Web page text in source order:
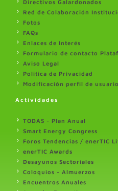
Directivos Galardonados
Red de Colaboración
Fotos
FAQs
Enlaces de Interés
Formulario de contacto
Aviso Legal
Politica de Privacidad
Modificación perfil de usuario
Actividades
TODAS - Plan Anual
Smart Energy Congress
Foros Tendencias / enerTIC
enerTIC Awards
Desayunos Sectoriales
Coloquios - Almuerzos
Encuentros Anuales